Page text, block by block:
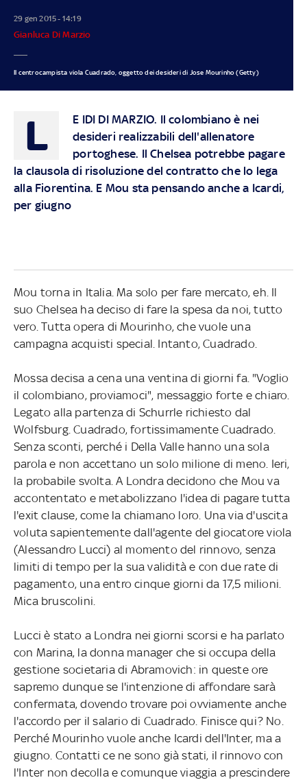
29 gen 2015 - 14:19
Gianluca Di Marzio
Il centrocampista viola Cuadrado, oggetto dei desideri di Jose Mourinho (Getty)
L E IDI DI MARZIO. Il colombiano è nei
desideri realizzabili dell'allenatore
portoghese. Il Chelsea potrebbe pagare
la clausola di risoluzione del contratto che lo lega
alla Fiorentina. E Mou sta pensando anche a Icardi,
per giugno
Mou torna in Italia. Ma solo per fare mercato, eh. Il
suo Chelsea ha deciso di fare la spesa da noi, tutto
vero. Tutta opera di Mourinho, che vuole una
campagna acquisti special. Intanto, Cuadrado.
Mossa decisa a cena una ventina di giorni fa. "Voglio
il colombiano, proviamoci", messaggio forte e chiaro.
Legato alla partenza di Schurrle richiesto dal
Wolfsburg. Cuadrado, fortissimamente Cuadrado.
Senza sconti, perché i Della Valle hanno una sola
parola e non accettano un solo milione di meno. Ieri,
la probabile svolta. A Londra decidono che Mou va
accontentato e metabolizzano l'idea di pagare tutta
l'exit clause, come la chiamano loro. Una via d'uscita
voluta sapientemente dall'agente del giocatore viola
(Alessandro Lucci) al momento del rinnovo, senza
limiti di tempo per la sua validità e con due rate di
pagamento, una entro cinque giorni da 17,5 milioni.
Mica bruscolini.
Lucci è stato a Londra nei giorni scorsi e ha parlato
con Marina, la donna manager che si occupa della
gestione societaria di Abramovich: in queste ore
sapremo dunque se l'intenzione di affondare sarà
confermata, dovendo trovare poi ovviamente anche
l'accordo per il salario di Cuadrado. Finisce qui? No.
Perché Mourinho vuole anche Icardi dell'Inter, ma a
giugno. Contatti ce ne sono già stati, il rinnovo con
l'Inter non decolla e comunque viaggia a prescindere